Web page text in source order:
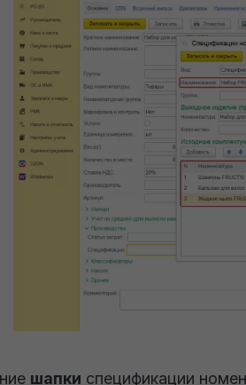
шапки спецификации